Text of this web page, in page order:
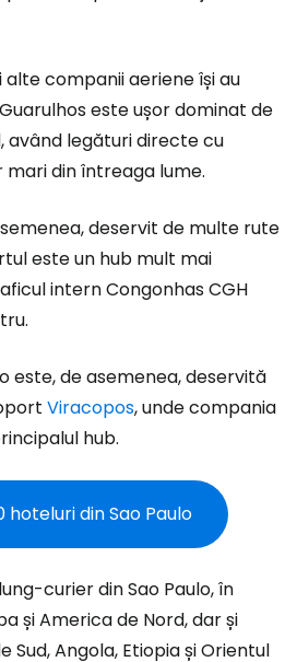
alte companii aeriene își au
este ușor dominat de
având legături directe cu
din întreaga lume.
deservit de multe rute
este un hub mult mai
internCongonhas CGH
este, de asemenea, deservită
Viracopos, unde compania
hub.
hoteluri din Sao Paulo
curier din Sao Paulo, în
și America de Nord, dar și
Sud, Angola, Etiopia și Orientul